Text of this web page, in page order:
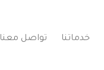
خدماتنا تواصل معنا